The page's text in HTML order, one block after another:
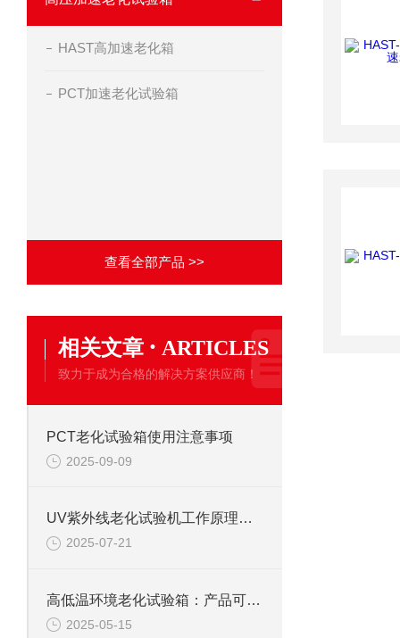
HAST高加速老化箱
PCT加速老化试验箱
查看全部产品 >>
相关文章 · ARTICLES
致力于成为合格的解决方案供应商！
PCT老化试验箱使用注意事项
2025-09-09
UV紫外线老化试验机工作原理是什么
2025-07-21
高低温环境老化试验箱：产品可靠性的关键测试设备
2025-05-15